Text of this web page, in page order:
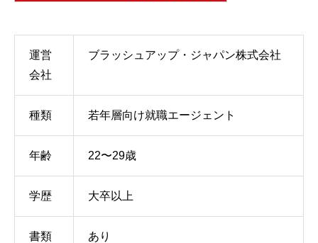
運営
会社
ブラッシュアップ・ジャパン株式会社
種類 若年層向け就職エージェント
年齢 22〜29歳
学歴 大卒以上
書類
あり